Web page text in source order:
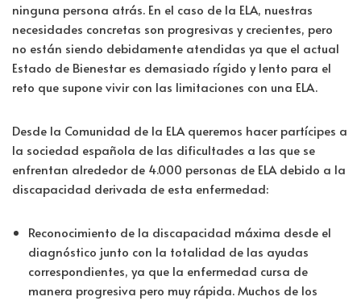
ninguna persona atrás. En el caso de la ELA, nuestras
necesidades concretas son progresivas y crecientes, pero
no están siendo debidamente atendidas ya que el actual
Estado de Bienestar es demasiado rígido y lento para el
reto que supone vivir con las limitaciones con una ELA.
Desde la Comunidad de la ELA queremos hacer partícipes a
la sociedad española de las dificultades a las que se
enfrentan alrededor de 4.000 personas de ELA debido a la
discapacidad derivada de esta enfermedad:
Reconocimiento de la discapacidad máxima desde el
diagnóstico junto con la totalidad de las ayudas
correspondientes, ya que la enfermedad cursa de
manera progresiva pero muy rápida. Muchos de los